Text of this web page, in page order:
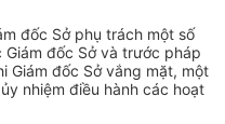
đốc Sở phụ trách một số
đốc Sở và trước pháp
Giám đốc Sởvắng mặt, một
nhiệm điều hành các hoạt